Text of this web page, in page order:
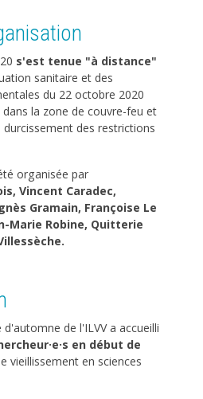
s'est tenue "à distance"
sanitaire et des
du 22 octobre 2020
la zone de couvre-feu et
des restrictions
organisée par
Vincent Caradec,
Gramain, Françoise Le
Marie Robine, Quitterie
de l'ILVV a accueilli
en début de
vieillissement en sciences